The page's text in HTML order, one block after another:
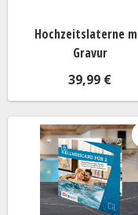
Hochzeitslaterne
Gravur
39,99 €